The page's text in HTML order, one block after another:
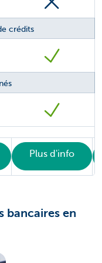
Plus d'info
crédits
bancaires en